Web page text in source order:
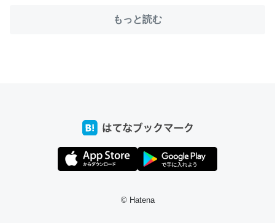
とかSpotifyを支払う孝行もできる。一生で親と会える残
私も3年前ぐらいに祖母の家に設置した。ポケットWifiみ
たいなのでネット環境作ったけどAlexaしか使わないので
https://toyoshi.hatenablog.com/entry/2019/05/15/1805
もっと読む
© Hatena